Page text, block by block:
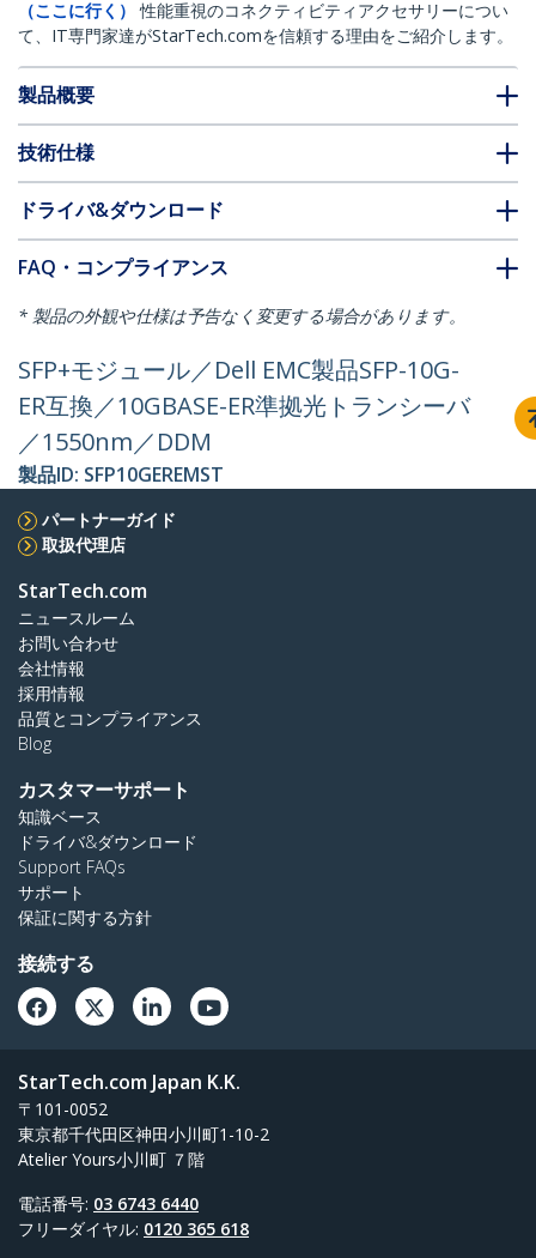
（ここに行く）
性能重視のコネクティビティアクセサリーについ
て、IT専門家達がStarTech.comを信頼する理由をご紹介します。
製品概要
技術仕様
ドライバ&ダウンロード
FAQ・コンプライアンス
* 製品の外観や仕様は予告なく変更する場合があります。
SFP+モジュール／Dell EMC製品SFP-10G-
ER互換／10GBASE-ER準拠光トランシーバ
／1550nm／DDM
製品ID: SFP10GEREMST
パートナーガイド
取扱代理店
StarTech.com
ニュースルーム
お問い合わせ
会社情報
採用情報
品質とコンプライアンス
Blog
カスタマーサポート
知識ベース
ドライバ&ダウンロード
Support FAQs
サポート
保証に関する方針
接続する
StarTech.com Japan K.K.
〒101-0052
東京都千代田区神田小川町1-10-2
Atelier Yours小川町 ７階
電話番号: 03 6743 6440
フリーダイヤル: 0120 365 618